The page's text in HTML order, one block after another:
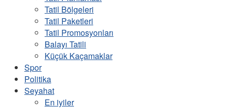
Tatil Bölgeleri
Tatil Paketleri
Tatil Promosyonları
Balayı Tatili
Küçük Kaçamaklar
Spor
Politika
Seyahat
En iyiler